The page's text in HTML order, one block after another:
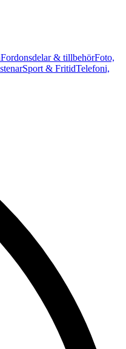
Fordonsdelar & tillbehörFoto,
Sport & FritidTelefoni,